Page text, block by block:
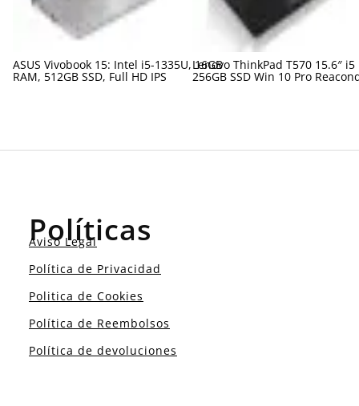
ASUS Vivobook 15: Intel i5-1335U, 16GB
RAM, 512GB SSD, Full HD IPS
Lenovo ThinkPad T570 15.6″ i5
256GB SSD Win 10 Pro
Políticas
Aviso Legal
Política de Privacidad
Politica de Cookies
Política de Reembolsos
Política de devoluciones